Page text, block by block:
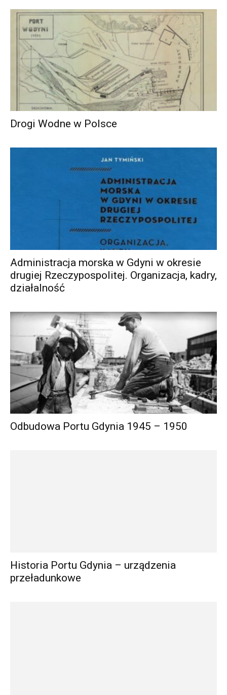
Drogi Wodne w Polsce
Administracja morska w Gdyni w okresie
drugiej Rzeczypospolitej. Organizacja, kadry,
działalność
Odbudowa Portu Gdynia 1945 – 1950